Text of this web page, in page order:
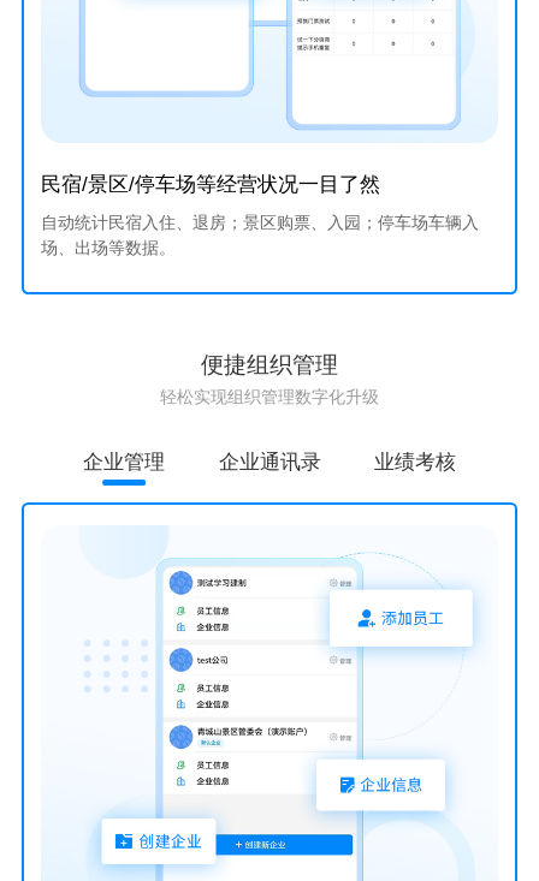
民宿/景区/停车场等经营状况一目了然
自动统计民宿入住、退房；景区购票、入园；停车场车辆入
场、出场等数据。
便捷组织管理
轻松实现组织管理数字化升级
企业管理 企业通讯录 业绩考核